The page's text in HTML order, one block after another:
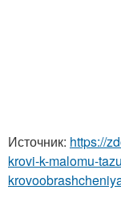
Источник: https://
krovi-k-malomu-